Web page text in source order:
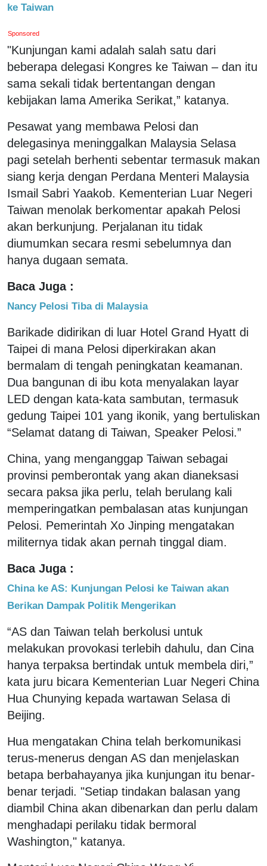
ke Taiwan
Sponsored
"Kunjungan kami adalah salah satu dari
beberapa delegasi Kongres ke Taiwan – dan itu
sama sekali tidak bertentangan dengan
kebijakan lama Amerika Serikat,” katanya.
Pesawat yang membawa Pelosi dan
delegasinya meninggalkan Malaysia Selasa
pagi setelah berhenti sebentar termasuk makan
siang kerja dengan Perdana Menteri Malaysia
Ismail Sabri Yaakob. Kementerian Luar Negeri
Taiwan menolak berkomentar apakah Pelosi
akan berkunjung. Perjalanan itu tidak
diumumkan secara resmi sebelumnya dan
hanya dugaan semata.
Baca Juga :
Nancy Pelosi Tiba di Malaysia
Barikade didirikan di luar Hotel Grand Hyatt di
Taipei di mana Pelosi diperkirakan akan
bermalam di tengah peningkatan keamanan.
Dua bangunan di ibu kota menyalakan layar
LED dengan kata-kata sambutan, termasuk
gedung Taipei 101 yang ikonik, yang bertuliskan
“Selamat datang di Taiwan, Speaker Pelosi.”
China, yang menganggap Taiwan sebagai
provinsi pemberontak yang akan dianeksasi
secara paksa jika perlu, telah berulang kali
memperingatkan pembalasan atas kunjungan
Pelosi. Pemerintah Xo Jinping mengatakan
militernya tidak akan pernah tinggal diam.
Baca Juga :
China ke AS: Kunjungan Pelosi ke Taiwan akan
Berikan Dampak Politik Mengerikan
“AS dan Taiwan telah berkolusi untuk
melakukan provokasi terlebih dahulu, dan Cina
hanya terpaksa bertindak untuk membela diri,”
kata juru bicara Kementerian Luar Negeri China
Hua Chunying kepada wartawan Selasa di
Beijing.
Hua mengatakan China telah berkomunikasi
terus-menerus dengan AS dan menjelaskan
betapa berbahayanya jika kunjungan itu benar-
benar terjadi. "Setiap tindakan balasan yang
diambil China akan dibenarkan dan perlu dalam
menghadapi perilaku tidak bermoral
Washington," katanya.